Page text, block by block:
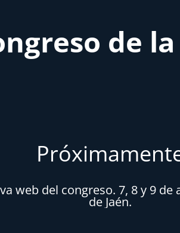
de la
web del congreso. 7, 8 y 9 de
de Jaén.